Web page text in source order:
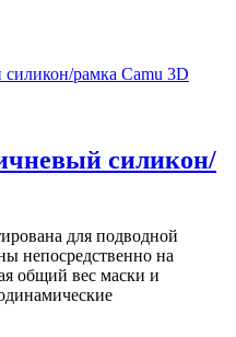
силикон/
для подводной
непосредственно на
общий вес маски и